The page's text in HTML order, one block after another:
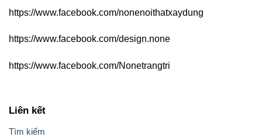
Liên kết
Tìm kiếm
https://www.facebook.com/nonenoithatxaydung
https://www.facebook.com/design.none
https://www.facebook.com/Nonetrangtri